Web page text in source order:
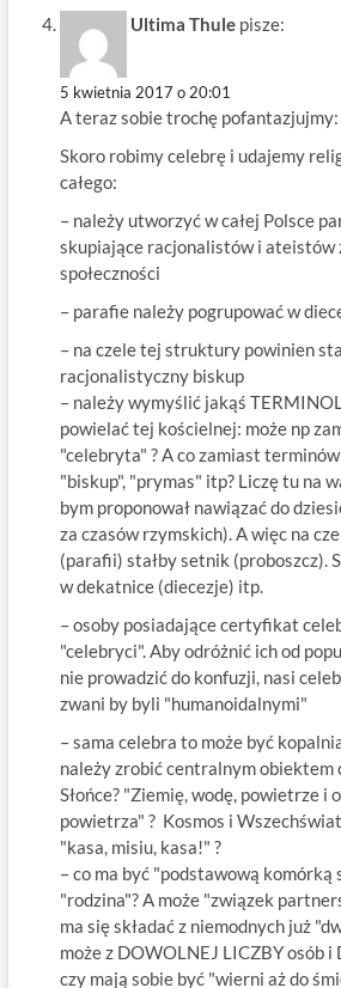
Ultima Thule pisze:
5 kwietnia 2017 o 20:01
A teraz sobie trochę pofantazjujmy:
Skoro robimy celebrę i udajemy
całego:
– należy utworzyć w całej Polsce
skupiające racjonalistów i ateistów
społeczności
– parafie należy pogrupować w
– na czele tej struktury powinien
racjonalistyczny biskup
– należy wymyślić jakąś
powielać tej kościelnej: może np
"celebryta" ? A co zamiast
"biskup", "prymas" itp? Liczę tu na
bym proponował nawiązać do
za czasów rzymskich). A więc na
(parafii) stałby setnik (proboszcz).
w dekatnice (diecezje) itp.
– osoby posiadające certyfikat
"celebryci". Aby odróżnić ich od
nie prowadzić do konfuzji, nasi
zwani by byli "humanoidalnymi"
– sama celebra to może być
należy zrobić centralnym obiektem
Słońce? "Ziemię, wodę, powietrze i
powietrza" ? Kosmos i
"kasa, misiu, kasa!" ?
– co ma być "podstawową komórką
"rodzina"? A może "związek
ma się składać z niemodnych już
może z DOWOLNEJ LICZBY osób i
czy mają sobie być "wierni aż do